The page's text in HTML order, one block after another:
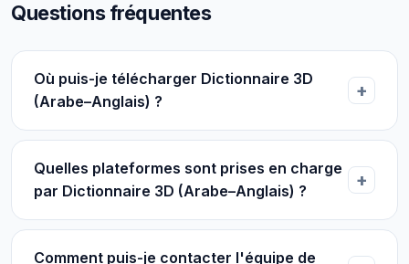
Questions fréquentes
Où puis-je télécharger Dictionnaire 3D
(Arabe–Anglais) ?
Quelles plateformes sont prises en charge
par Dictionnaire 3D (Arabe–Anglais) ?
Comment puis-je contacter l'équipe de